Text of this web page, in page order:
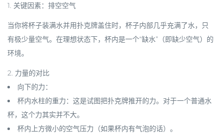
1. 关键因素：排空空气
当你将杯子装满水并用扑克牌盖住时，杯子内部几乎充满了水，只
有极少量空气。在理想状态下，杯内是一个“缺水”（即缺少空气）的
环境。
2. 力量的对比
向下的力：
杯内水柱的重力：这是试图把扑克牌推开的力。对于一个普通水
杯，这个力其实并不大。
杯内上方微小的空气压力 （如果杯内有气泡的话）。